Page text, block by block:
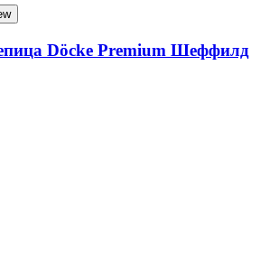
Döcke Premium Шеффилд